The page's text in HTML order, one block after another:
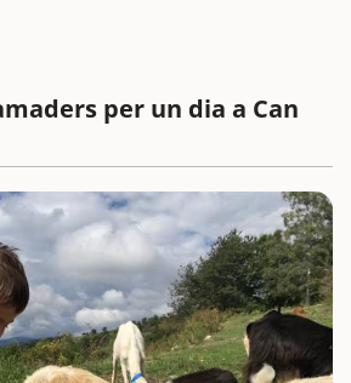
per un dia a Can